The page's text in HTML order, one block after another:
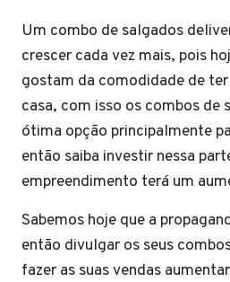
Um combo de salgados
crescer cada vez mais, pois
gostam da comodidade de
casa, com isso os combos de
ótima opção principalmente
então saiba investir nessa
empreendimento terá um
Sabemos hoje que a
então divulgar os seus
fazer as suas vendas